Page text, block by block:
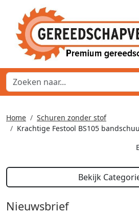
Home
Schuren zonder stof
Krachtige Festool BS105
Bekijk
Nieuwsbrief